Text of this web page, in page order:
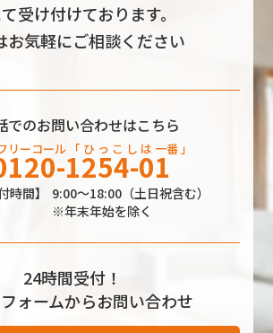
受け付けております。
お気軽にご相談ください
でのお問い合わせはこちら
リーコール 「 ひ っ こ し は 一番 」
1254-01
時間】
9:00～18:00（土日祝含む）
※年末年始を除く
24時間受付！
ォームからお問い合わせ